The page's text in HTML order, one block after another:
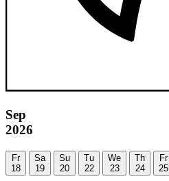
Sep
2026
Fr
18
Sa
19
Su
20
Tu
22
We
23
Th
24
Fr
25